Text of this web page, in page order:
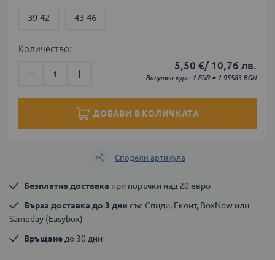
39-42 43-46
5,50 €/ 10,76 лв.
Валутен курс: 1 EUR = 1.95583 BGN
Количество:
ДОБАВИ В КОЛИЧКАТА
Сподели артикула
Безплатна доставка при поръчки над 20 евро
Бърза доставка до 3 дни със Спиди, Еконт, BoxNow или
Sameday (Easybox)
Връщане до 30 дни